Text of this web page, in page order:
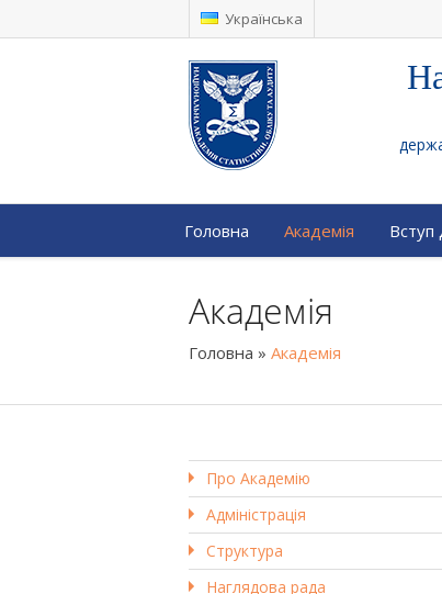
Українська
Головна Академія
Академія
Головна » Академія
Про Академію
Адміністрація
Структура
Наглядова рада